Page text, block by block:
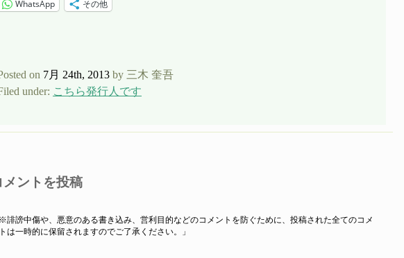
WhatsApp
その他
on 7月 24th, 2013 by 三木 奎吾
under: こちら発行人です
メントを投稿
※誹謗中傷や、悪意のある書き込み、営利目的などのコメントを防ぐために、投稿された全てのコメ
は一時的に保留されますのでご了承ください。」